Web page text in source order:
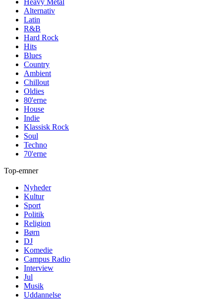
Heavy Metal
Alternativ
Latin
R&B
Hard Rock
Hits
Blues
Country
Ambient
Chillout
Oldies
80'erne
House
Indie
Klassisk Rock
Soul
Techno
70'erne
Top-emner
Nyheder
Kultur
Sport
Politik
Religion
Børn
DJ
Komedie
Campus Radio
Interview
Jul
Musik
Uddannelse